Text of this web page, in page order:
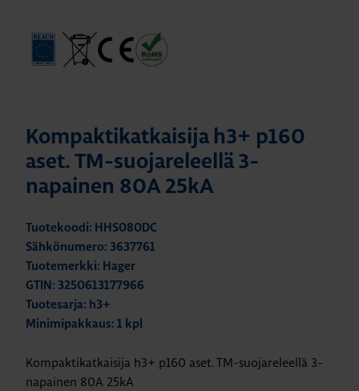
Kompaktikatkaisija h3+ p160
aset. TM-suojareleellä 3-
napainen 80A 25kA
Tuotekoodi: HHS080DC
Sähkönumero: 3637761
Tuotemerkki: Hager
GTIN: 3250613177966
Tuotesarja: h3+
Minimipakkaus: 1 kpl
Kompaktikatkaisija h3+ p160 aset. TM-suojareleellä 3-
napainen 80A 25kA